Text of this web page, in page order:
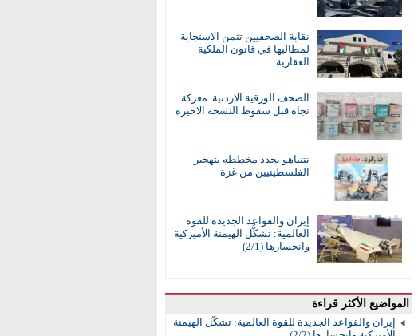
نقابة الصحفيين تثمن الاستجابة
لمطالبها في قانون الملكية
العقارية
الصحف الورقية الاردنية..معركة
نجاة قبل سقوط النسخة الاخيرة
نتنياهو يجدد مخططه بتهجير
الفلسطينيين من غزة
إيران والقواعد الجديدة للقوة
العالمية: تشكُّل الهيمنة الأميركية
وانحسارها (2/1)
المواضيع الأكثر قراءة
إيران والقواعد الجديدة للقوة العالمية: تشكُّل الهيمنة